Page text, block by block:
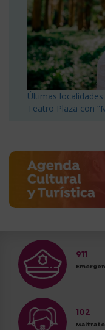
Últimas
Teatro Plaza con
911
102
Maltrato